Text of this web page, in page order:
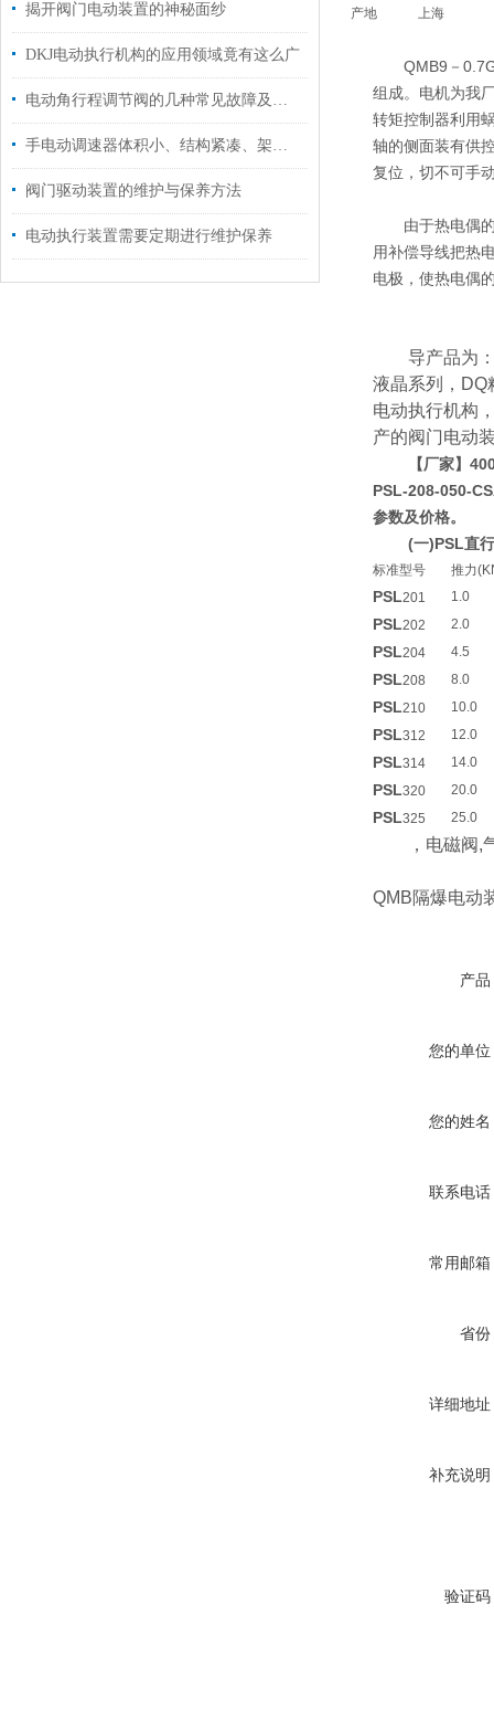
揭开阀门电动装置的神秘面纱
DKJ电动执行机构的应用领域竟有这么广
电动角行程调节阀的几种常见故障及处理方法
手电动调速器体积小、结构紧凑、架构合理
阀门驱动装置的维护与保养方法
电动执行装置需要定期进行维护保养
产地
上海
QMB9－0.7G
组成。电机为我
转矩控制器利用
轴的侧面装有供
复位，切不可手
由于热电偶的
用补偿导线把热
电极，使热电偶
导产品为：
液晶系列，DQ
电动执行机构
产的阀门电动
【厂家】
PSL-208-050-
参数及价格。
(一)PSL直
标准型号 推力
PSL201 1.0
PSL202 2.0
PSL204 4.5
PSL208 8.0
PSL210 10.0
PSL312 12.0
PSL314 14.0
PSL320 20.0
PSL325 25.0
，电磁阀,气
QMB隔爆电动
产品
您的单位
您的姓名
联系电话
常用邮箱
省份
详细地址
补充说明
验证码